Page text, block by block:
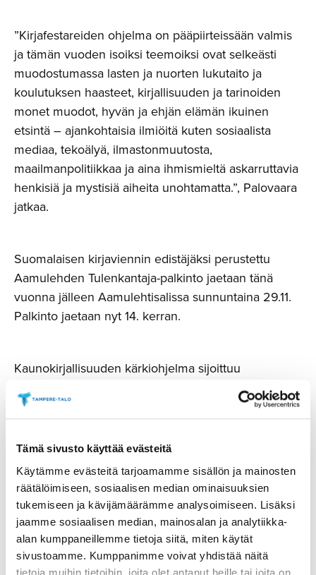
Tämä sivusto käyttää evästeitä
Käytämme evästeitä tarjoamamme sisällön ja mainosten
räätälöimiseen, sosiaalisen median ominaisuuksien
tukemiseen ja kävijämäärämme analysoimiseen. Lisäksi
jaamme sosiaalisen median, mainosalan ja analytiikka-
alan kumppaneillemme tietoja siitä, miten käytät
sivustoamme. Kumppanimme voivat yhdistää näitä
tietoja muihin tietoihin, joita olet antanut heille tai joita on
”Kirjafestareiden ohjelma on pääpiirteissään valmis
ja tämän vuoden isoiksi teemoiksi ovat selkeästi
muodostumassa lasten ja nuorten lukutaito ja
koulutuksen haasteet, kirjallisuuden ja tarinoiden
monet muodot, hyvän ja ehjän elämän ikuinen
etsintä – ajankohtaisia ilmiöitä kuten sosiaalista
mediaa, tekoälyä, ilmastonmuutosta,
maailmanpolitiikkaa ja aina ihmismieltä askarruttavia
henkisiä ja mystisiä aiheita unohtamatta.”, Palovaara
jatkaa.
Suomalaisen kirjaviennin edistäjäksi perustettu
Aamulehden Tulenkantaja-palkinto jaetaan tänä
vuonna jälleen Aamulehtisalissa sunnuntaina 29.11.
Palkinto jaetaan nyt 14. kerran.
Kaunokirjallisuuden kärkiohjelma sijoittuu
Kirjafestareiden ajan Aamulehtisaliksi nimettyyn
Tampere-talon 2. kerroksen Pieneen saliin.
Kumma ja Luonto ja ilmastonmuutos -kokonaisuudet
nähdään ja kuullaan 2. kerroksen Duetto-saleissa.
Niin ikään 2. kerroksessa sijaitseva Sopraano-sali
toimii musiikkiohjelmalavoineen tänä vuonna
Levyfestareiden omana salina ja levymyyntialueena.